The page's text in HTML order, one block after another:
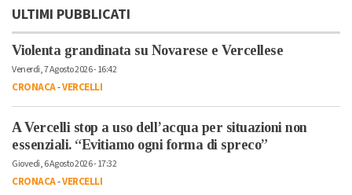
ULTIMI PUBBLICATI
Violenta grandinata su Novarese e Vercellese
Venerdì, 7 Agosto 2026 - 16:42
CRONACA-VERCELLI
A Vercelli stop a uso dell’acqua per situazioni non
essenziali. “Evitiamo ogni forma di spreco”
Giovedì, 6 Agosto 2026 - 17:32
CRONACA-VERCELLI